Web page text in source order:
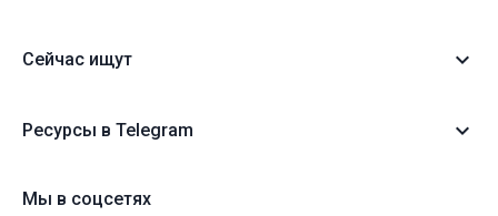
Сейчас ищут
Ресурсы в Telegram
Мы в соцсетях